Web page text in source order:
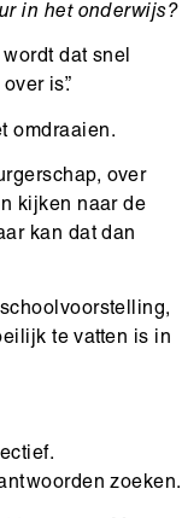
in het onderwijs?
dat snel
is”.
omdraaien.
over
kijken naar de
kan dat dan
te vatten is in
zoeken.